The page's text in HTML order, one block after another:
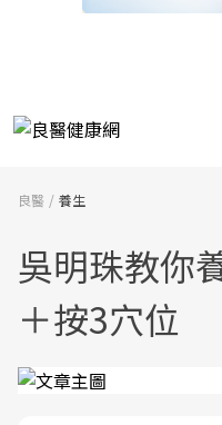
良醫 養生
吳明珠教你
＋按3穴位